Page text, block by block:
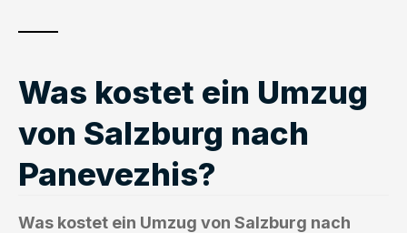
Was kostet ein Umzug
von Salzburg nach
Panevezhis?
Was kostet ein Umzug von Salzburg nach